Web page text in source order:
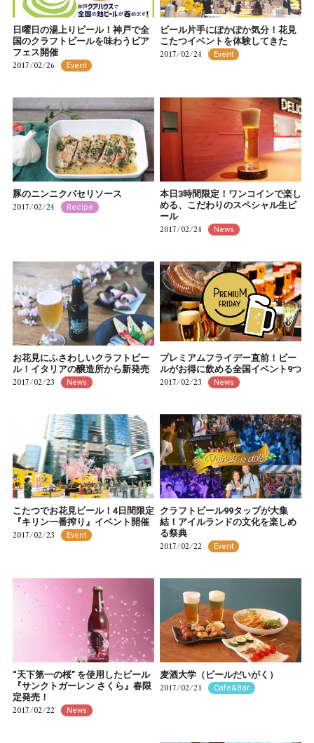
日曜日の湯上りビール！神戸で全
国のクラフトビールを味わうビア
フェス開催
2017/02/26 Event
ビール片手にぽかぽか気分！花見
こたつイベントを体験してきた
2017/02/24 Event
豚のニンニクパセリソース
2017/02/24 Recipe
本日3時間限定！ワンコインで楽し
める、こだわりのスペシャル生ビ
ール
2017/02/24 News
お花見にふさわしいクラフトビー
ル！イタリアの醸造所から新発売
2017/02/23 News
プレミアムフライデー直前！ビー
ルがお得に飲める全国イベント9つ
2017/02/23 News
こたつでお花見ビール！4日間限定
『キリン一番搾り』イベント開催
2017/02/23 Event
クラフトビール99タップが大集
結！アイルランドの文化を楽しめ
る祭典
2017/02/22 Event
“天下第一の桜” を使用したビール
『サンクトガーレン さくら』春限
定発売！
2017/02/22 News
麦酒大学（ビールだいがく）
2017/02/21 Cafe&Bar